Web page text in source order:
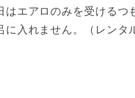
はエアロのみを受けるつ
に入れません。（レンタ